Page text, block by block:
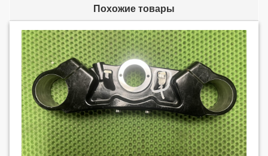
Похожие товары